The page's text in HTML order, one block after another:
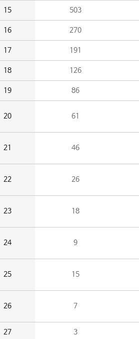
15 503
16 270
17 191
18 126
19 86
20 61
21 46
22 26
23 18
24 9
25 15
26 7
27 3